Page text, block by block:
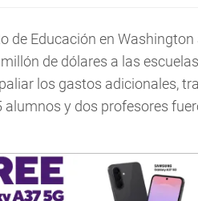
de Educación en
de dólares a las
los gastos adicionales,
alumnos y dos profesores